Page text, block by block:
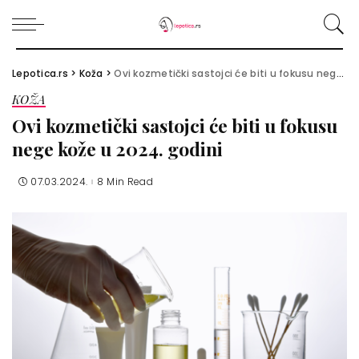
Lepotica.rs > Koža >Ovi kozmetički sastojci će biti u fokusu nege kože u 2024. godini
KOŽA
Ovi kozmetički sastojci će biti u fokusu
nege kože u 2024. godini
07.03.2024. 8 Min Read